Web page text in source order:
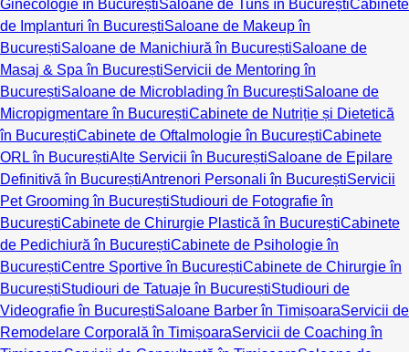
Ginecologie în BucureștiSaloane de Tuns în BucureștiCabinete
de Implanturi în BucureștiSaloane de Makeup în
BucureștiSaloane de Manichiură în BucureștiSaloane de
Masaj & Spa în BucureștiServicii de Mentoring în
BucureștiSaloane de Microblading în BucureștiSaloane de
Micropigmentare în BucureștiCabinete de Nutriție și Dietetică
în BucureștiCabinete de Oftalmologie în BucureștiCabinete
ORL în BucureștiAlte Servicii în BucureștiSaloane de Epilare
Definitivă în BucureștiAntrenori Personali în BucureștiServicii
Pet Grooming în BucureștiStudiouri de Fotografie în
BucureștiCabinete de Chirurgie Plastică în BucureștiCabinete
de Pedichiură în BucureștiCabinete de Psihologie în
BucureștiCentre Sportive în BucureștiCabinete de Chirurgie în
BucureștiStudiouri de Tatuaje în BucureștiStudiouri de
Videografie în BucureștiSaloane Barber în TimișoaraServicii de
Remodelare Corporală în TimișoaraServicii de Coaching în